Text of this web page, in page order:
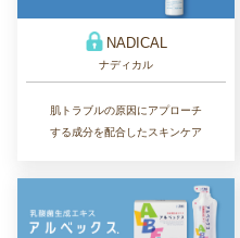
NADICAL
ナディカル
肌トラブルの原因にアプローチ
する成分を配合したスキンケア